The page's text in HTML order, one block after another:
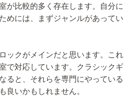
が比較的多く存在します。自分に
めには、まずジャンルがあってい
ックがメインだと思います。これ
で対応しています。クラシックギ
ると、それらを専門にやっている
良いかもしれません。